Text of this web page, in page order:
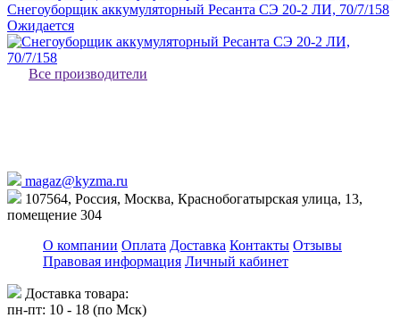
Снегоуборщик аккумуляторный Ресанта СЭ 20-2 ЛИ, 70/7/158
Ожидается
Все производители
magaz@kyzma.ru
107564, Россия, Москва, Краснобогатырская улица, 13,
помещение 304
О компании Оплата Доставка Контакты Отзывы
Правовая информация Личный кабинет
Доставка товара:
пн-пт: 10 - 18 (по Мск)